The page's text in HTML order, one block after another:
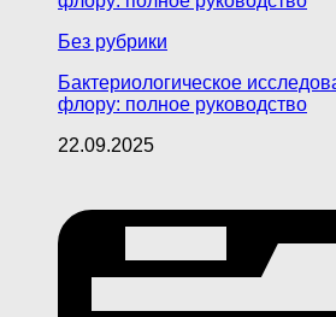
Без рубрики
Бактериологическое
флору: полное руководство
22.09.2025